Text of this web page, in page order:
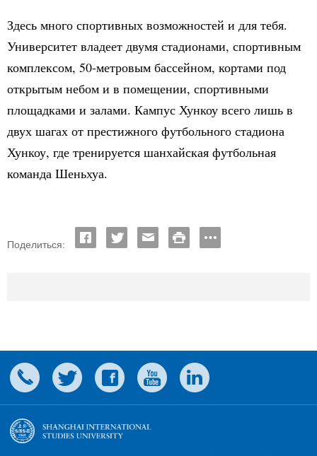
Здесь много спортивных возможностей и для тебя.
Университет владеет двумя стадионами, спортивным
комплексом, 50-метровым бассейном, кортами под
открытым небом и в помещении, спортивными
площадками и залами. Кампус Хункоу всего лишь в
двух шагах от престижного футбольного стадиона
Хункоу, где тренируется шанхайская футбольная
команда Шеньхуа.
Поделиться: